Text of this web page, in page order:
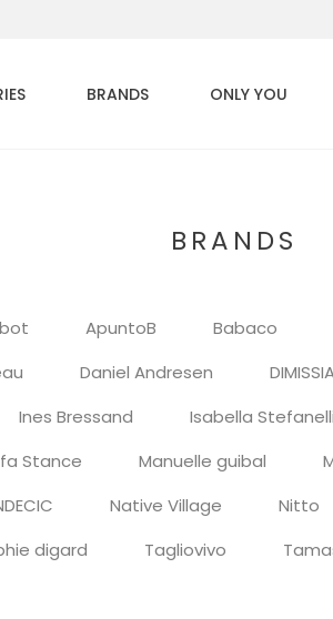
BRANDS ONLY YOU
BRANDS
ApuntoB Babaco
Daniel Andresen
Ines Bressand Isabella Stefanelli
Stance Manuelle guibal
Native Village Nitto
digard Tagliovivo